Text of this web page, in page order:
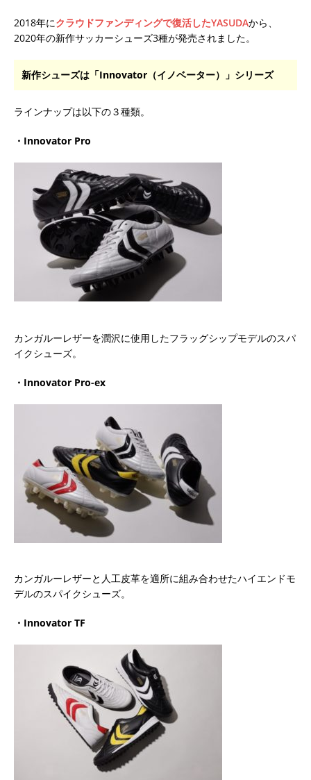
2018年にクラウドファンディングで復活したYASUDAから、
2020年の新作サッカーシューズ3種が発売されました。
新作シューズは「Innovator（イノベーター）」シリーズ
ラインナップは以下の３種類。
・Innovator Pro
カンガルーレザーを潤沢に使用したフラッグシップモデルのスパ
イクシューズ。
・Innovator Pro-ex
カンガルーレザーと人工皮革を適所に組み合わせたハイエンドモ
デルのスパイクシューズ。
・Innovator TF